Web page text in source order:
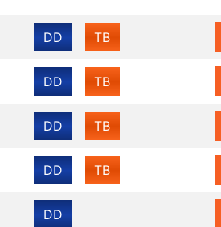
DD TB
DD TB
DD TB
DD TB
DD